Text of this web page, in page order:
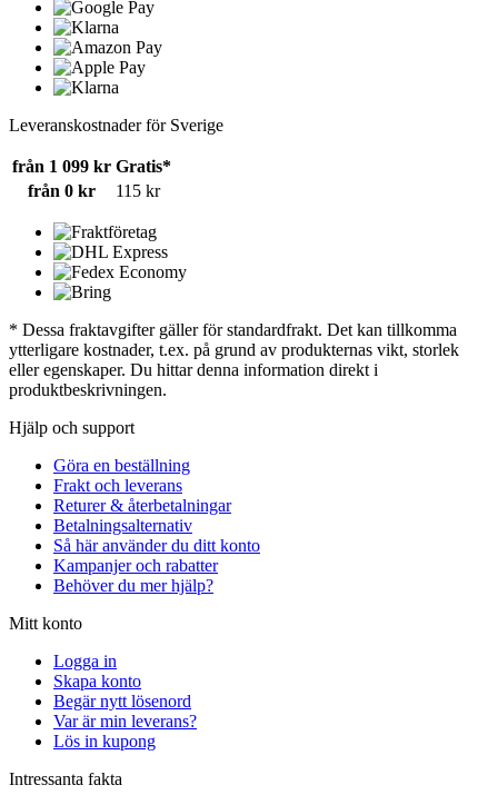
Leveranskostnader för Sverige
från 1 099 kr Gratis*
från 0 kr
115 kr
* Dessa fraktavgifter gäller för standardfrakt. Det kan tillkomma
ytterligare kostnader, t.ex. på grund av produkternas vikt, storlek
eller egenskaper. Du hittar denna information direkt i
produktbeskrivningen.
Hjälp och support
Göra en beställning
Frakt och leverans
Returer & återbetalningar
Betalningsalternativ
Så här använder du ditt konto
Kampanjer och rabatter
Behöver du mer hjälp?
Mitt konto
Logga in
Skapa konto
Begär nytt lösenord
Var är min leverans?
Lös in kupong
Intressanta fakta